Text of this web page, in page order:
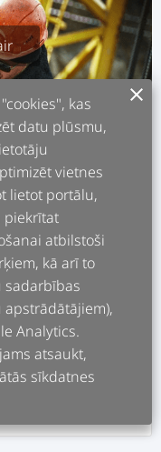
yet
kas
datu plūsmu,
vietnes
lietot portālu,
piekrītat
atbilstoši
kā arī to
sadarbības
Analytics.
atsaukt,
sīkdatnes
clear